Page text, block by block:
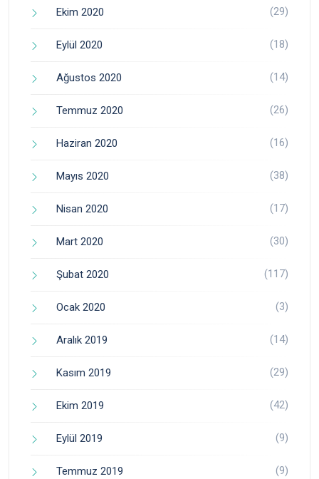
Ekim 2020 (29)
Eylül 2020 (18)
Ağustos 2020 (14)
Temmuz 2020 (26)
Haziran 2020 (16)
Mayıs 2020 (38)
Nisan 2020 (17)
Mart 2020 (30)
Şubat 2020 (117)
Ocak 2020 (3)
Aralık 2019 (14)
Kasım 2019 (29)
Ekim 2019 (42)
Eylül 2019 (9)
Temmuz 2019 (9)